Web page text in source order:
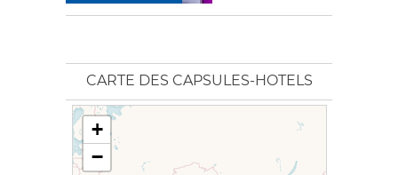
CARTE DES CAPSULES-HOTELS
+
−